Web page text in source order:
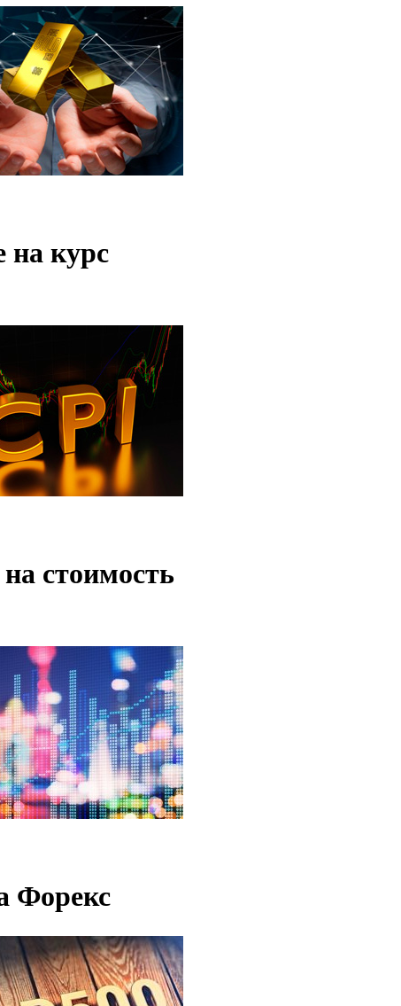
на курс
стоимость
Форекс